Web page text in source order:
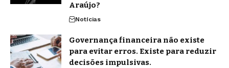
Araújo?
Notícias
Governança financeira não existe
para evitar erros. Existe para reduzir
decisões impulsivas.